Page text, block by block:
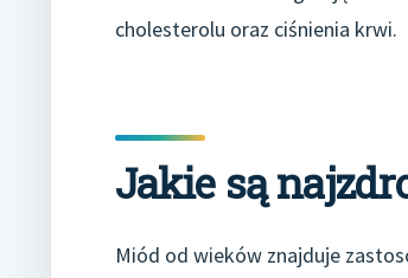
cholesterolu oraz ciśnienia krwi.
Jakie są
Miód od wieków znajduje